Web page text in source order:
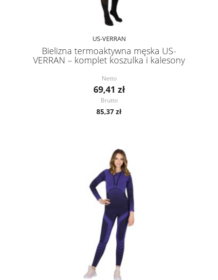
US-VERRAN
Bielizna termoaktywna męska US-
VERRAN – komplet koszulka i kalesony
Netto
69,41 zł
Brutto
85,37 zł